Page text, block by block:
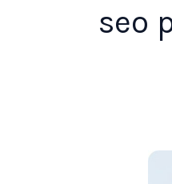
seo
Da